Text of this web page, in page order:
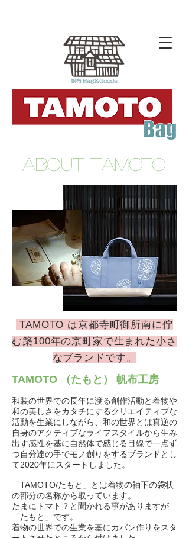
​About TAMOTO
TAMOTO は京都寺町御所南に佇
む築100年の京町家で生まれた小さ
なブランドです。
TAMOTO​ （たもと） 帆布工房
和装の世界での長年に渡る創作活動と着物や
和の美しさをカタチにするクリエイティブな
活動を生業にしながら、和の世界とは真逆の
自身のアクティブなライフスタイルから生み
出す感性を基に自然体で感じる目線で一点ず
つ自分達の手でモノ創りをするブランドとし
て2020年にスタートしました。
「TAMOTO/たもと」とは着物の袖下の袋状
の部分の名称から取っています。
たまにトマト？と聞かれる事がありますが
「たもと」です。
着物の世界での生業を基にカバン作りをスタ